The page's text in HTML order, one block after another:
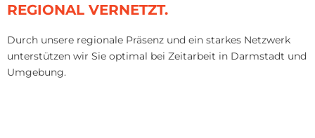
REGIONAL VERNETZT.
Durch unsere regionale Präsenz und ein starkes Netzwerk
unterstützen wir Sie optimal bei Zeitarbeit in Darmstadt und
Umgebung.